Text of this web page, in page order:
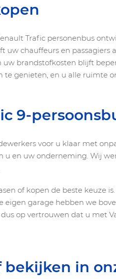
Trafic personenbus
uw chauffeurs en
brandstofkosten blijft
genieten, en u alle ruimte
9-
voor u klaar met
en uw onderneming. Wij
of kopen de beste keuze
eigen garage hebben we
op vertrouwen dat u met
in